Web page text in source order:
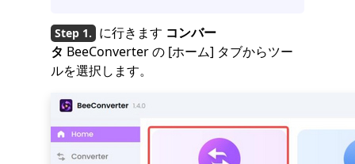
に行きます コンバー
タ BeeConverter の [ホーム] タブからツー
ルを選択します。